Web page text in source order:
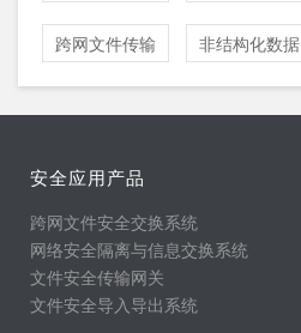
跨网文件传输 非结构化数据
安全应用产品
跨网文件安全交换系统
网络安全隔离与信息交换系统
文件安全传输网关
文件安全导入导出系统